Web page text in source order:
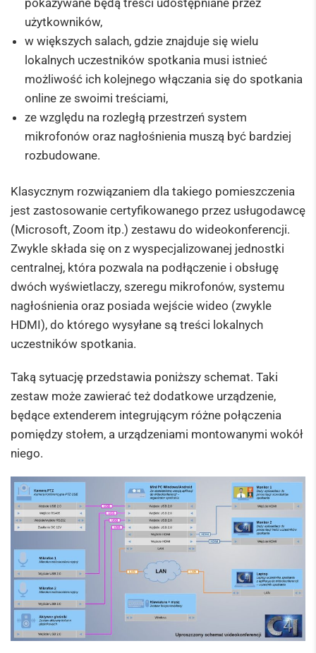
pokazywane będą treści udostępniane przez
użytkowników,
w większych salach, gdzie znajduje się wielu
lokalnych uczestników spotkania musi istnieć
możliwość ich kolejnego włączania się do spotkania
online ze swoimi treściami,
ze względu na rozległą przestrzeń system
mikrofonów oraz nagłośnienia muszą być bardziej
rozbudowane.
Klasycznym rozwiązaniem dla takiego pomieszczenia
jest zastosowanie certyfikowanego przez usługodawcę
(Microsoft, Zoom itp.) zestawu do wideokonferencji.
Zwykle składa się on z wyspecjalizowanej jednostki
centralnej, która pozwala na podłączenie i obsługę
dwóch wyświetlaczy, szeregu mikrofonów, systemu
nagłośnienia oraz posiada wejście wideo (zwykle
HDMI), do którego wysyłane są treści lokalnych
uczestników spotkania.
Taką sytuację przedstawia poniższy schemat. Taki
zestaw może zawierać też dodatkowe urządzenie,
będące extenderem integrującym różne połączenia
pomiędzy stołem, a urządzeniami montowanymi wokół
niego.